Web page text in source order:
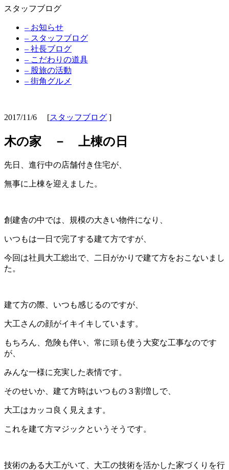
スタッフブログ
– お知らせ
– スタッフブログ
– 社長ブログ
– こだわりの道具
– 股旅の活動
– 街角グルメ
2017/11/6 [スタッフブログ ]
木の家 － 上棟の日
先日、進行中の店舗付き住宅が、
無事に上棟を迎えました。
創建舎の中では、規模の大きい物件になり、
いつもは一日で完了する建て方ですが、
今回は社員大工総出で、二日がかりで建て方をおこないまし
た。
建て方の際、いつも感じるのですが、
大工さんの顔がイキイキしています。
もちろん、危険も伴い、常に頭も使う大変な工事なのです
が、
みんな一様に充実した表情です。
そのせいか、建て方時はいつもの３割増しで、
大工はカッコ良く見えます。
これを建て方マジックというそうです。
技術のある大工がいて、大工の技術を活かした家づくりを行